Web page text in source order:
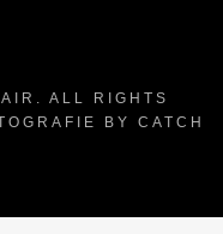
. ALL RIGHTS
BY CATCH